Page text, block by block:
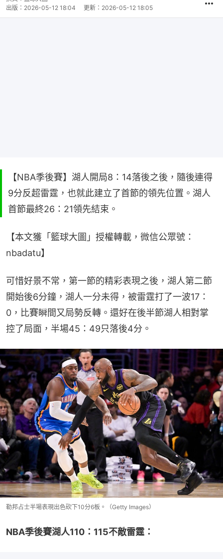
出版： 2026-05-12 18:04 更新： 2026-05-12 18:05
【NBA季後賽】湖人開局8：14落後之後，隨後連得
9分反超雷霆，也就此建立了首節的領先位置。湖人
首節最終26：21領先結束。
【本文獲「籃球大圖」授權轉載，微信公眾號：
nbadatu】
可惜好景不常，第一節的精彩表現之後，湖人第二節
開始後6分鐘，湖人一分未得，被雷霆打了一波17：
0，比賽瞬間又局勢反轉。還好在後半節湖人相對掌
控了局面，半場45：49只落後4分。
勒邦占士半場表現出色砍下10分6板。（Getty Images）
NBA季後賽湖人110：115不敵雷霆：